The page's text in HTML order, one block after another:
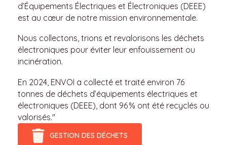
d’Équipements Électriques et Électroniques (DEEE)
est au cœur de notre mission environnementale.
Nous collectons, trions et revalorisons les déchets
électroniques pour éviter leur enfouissement ou
incinération.
En 2024, ENVOI a collecté et traité environ 76
tonnes de déchets d’équipements électriques et
électroniques (DEEE), dont 96 % ont été recyclés ou
valorisés."
GESTION DES DÉCHETS